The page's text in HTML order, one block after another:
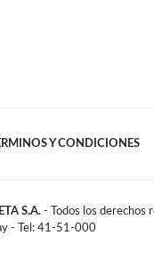
Y CONDICIONES
S.A. - Todos los derechos
- Tel: 41-51-000